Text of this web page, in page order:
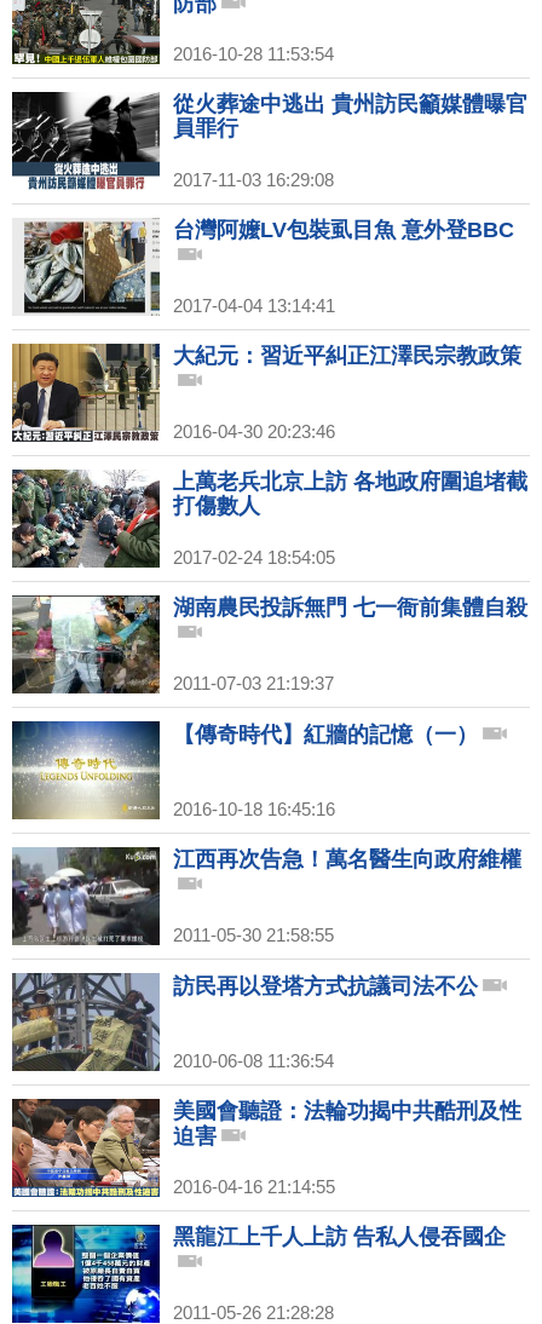
2016-10-28 11:53:54
從火葬途中逃出 貴州訪民籲媒體曝官
員罪行
2017-11-03 16:29:08
台灣阿嬤LV包裝虱目魚 意外登BBC
2017-04-04 13:14:41
大紀元：習近平糾正江澤民宗教政策
2016-04-30 20:23:46
上萬老兵北京上訪 各地政府圍追堵截
打傷數人
2017-02-24 18:54:05
湖南農民投訴無門 七一衙前集體自殺
2011-07-03 21:19:37
【傳奇時代】紅牆的記憶（一）
2016-10-18 16:45:16
江西再次告急！萬名醫生向政府維權
2011-05-30 21:58:55
訪民再以登塔方式抗議司法不公
2010-06-08 11:36:54
美國會聽證：法輪功揭中共酷刑及性
迫害
2016-04-16 21:14:55
黑龍江上千人上訪 告私人侵吞國企
2011-05-26 21:28:28